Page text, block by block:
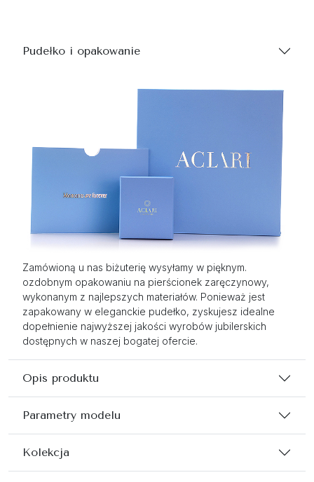
Pudełko i opakowanie
Zamówioną u nas biżuterię wysyłamy w pięknym.
ozdobnym opakowaniu na pierścionek zaręczynowy,
wykonanym z najlepszych materiałów. Ponieważ jest
zapakowany w eleganckie pudełko, zyskujesz idealne
dopełnienie najwyższej jakości wyrobów jubilerskich
dostępnych w naszej bogatej ofercie.
Opis produktu
Parametry modelu
Kolekcja